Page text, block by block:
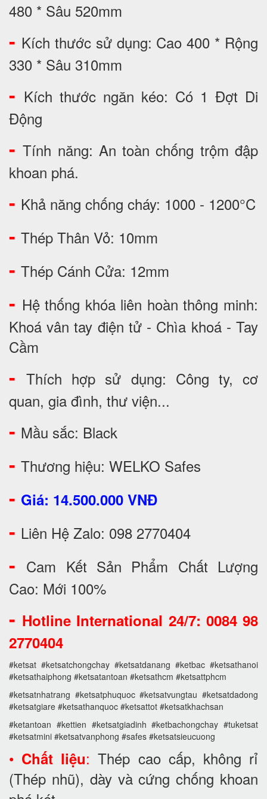
480 * Sâu 520mm
- Kích thước sử dụng: Cao 400 * Rộng
330 * Sâu 310mm
- Kích thước ngăn kéo: Có 1 Đợt Di
Động
-Tính năng: An toàn chống trộm đập
khoan phá.
- Khả năng chống cháy: 1000 - 1200°C
- Thép Thân Vỏ: 10mm
- Thép Cánh Cửa: 12mm
- Hệ thống khóa liên hoàn thông minh:
Khoá vân tay điện tử - Chìa khoá - Tay
Cầm
-Thích hợp sử dụng: Công ty, cơ
quan, gia đình, thư viện...
- Mầu sắc: Black
- Thương hiệu: WELKO Safes
- Giá: 14.500.000 VNĐ
- Liên Hệ Zalo: 098 2770404
- Cam Kết Sản Phẩm Chất Lượng
Cao: Mới 100%
- Hotline International 24/7: 0084 98
2770404
#ketsat #ketsatchongchay #ketsatdanang #ketbac #ketsathanoi
#ketsathaiphong #ketsatantoan #ketsathcm #ketsattphcm
#ketsatnhatrang #ketsatphuquoc #ketsatvungtau #ketsatdadong
#ketsatgiare #ketsathanquoc #ketsattot #ketsatkhachsan
#ketantoan #kettien #ketsatgiadinh #ketbachongchay #tuketsat
#ketsatmini #ketsatvanphong #safes #ketsatsieucuong
• Chất liệu: Thép cao cấp, không rỉ
(Thép nhũ), dày và cứng chống khoan